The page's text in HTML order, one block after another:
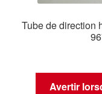
Tube de direction
Avertir